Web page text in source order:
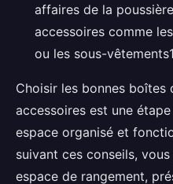
affaires de la
accessoires comme
ou les sous-
Choisir les bonnes boîtes
accessoires est une
espace organisé et
suivant ces conseils,
espace de rangement,